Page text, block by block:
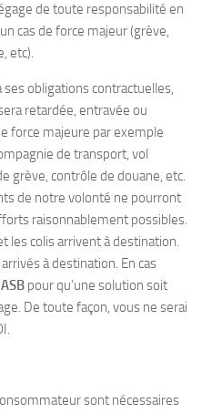
de toute responsabilité en
cas de force majeur (grève,
etc).
ses obligations contractuelles,
retardée, entravée ou
force majeure par exemple
de transport, vol
grève, contrôle de douane, etc.
de notre volonté ne pourront
raisonnablement possibles.
les colis arrivent à destination.
à destination. En cas
ASB pour qu’une solution soit
De toute façon, vous ne serai
sont nécessaires